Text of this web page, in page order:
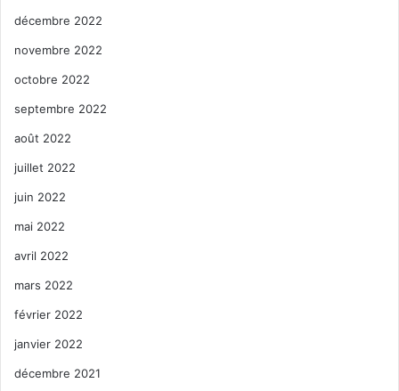
décembre 2022
novembre 2022
octobre 2022
septembre 2022
août 2022
juillet 2022
juin 2022
mai 2022
avril 2022
mars 2022
février 2022
janvier 2022
décembre 2021